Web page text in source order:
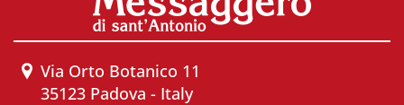
Via Orto Botanico 11
35123 Padova - Italy